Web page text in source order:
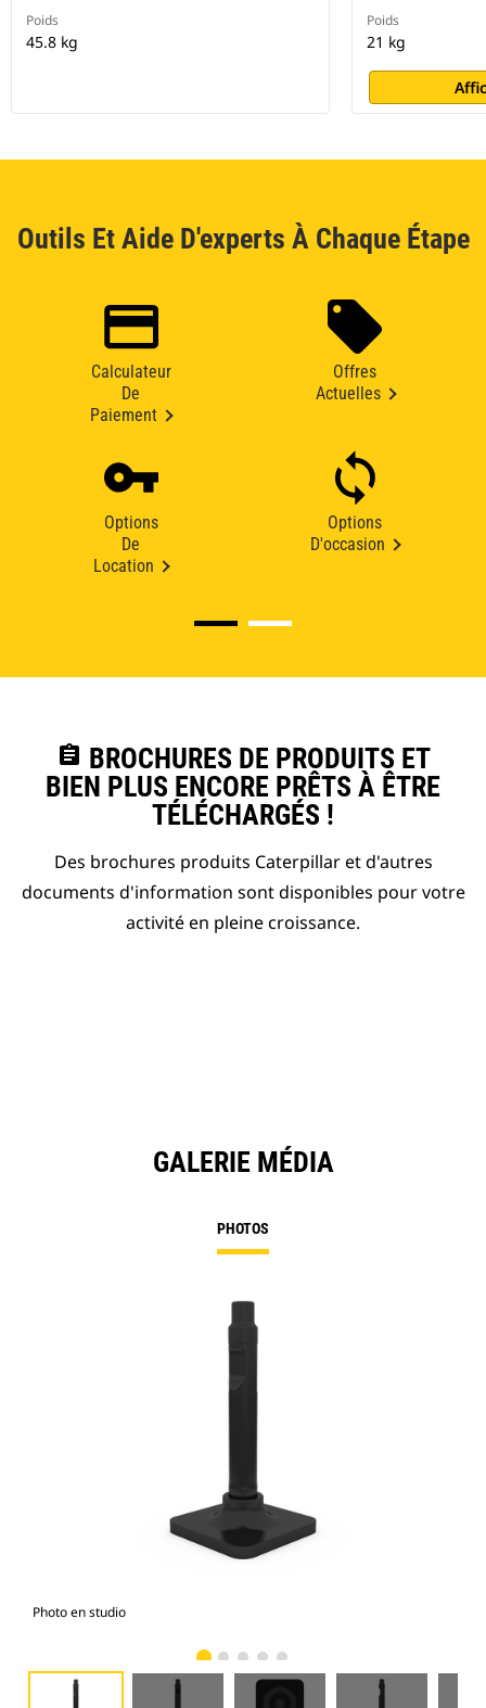
Poids
45.8 kg
Poids
21 kg
Outils Et Aide D'experts À Chaque Étape
Calculateur
De
Paiement
Offres
Actuelles
Options
De
Location
Options
D'occasion
assignment BROCHURES DE PRODUITS ET
BIEN PLUS ENCORE PRÊTS À ÊTRE
TÉLÉCHARGÉS !
Des brochures produits Caterpillar et d'autres
documents d'information sont disponibles pour votre
activité en pleine croissance.
GALERIE MÉDIA
PHOTOS
Photo en studio